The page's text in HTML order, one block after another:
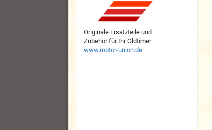
Originale Ersatzteile und
Zubehör für Ihr Oldtimer
www.motor-union.de